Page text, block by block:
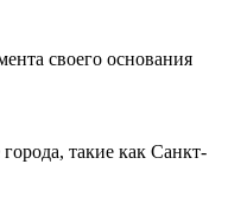
своего основания
такие как Санкт-